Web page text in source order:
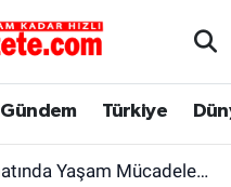
Gündem Türkiye
Yaşam Mücadelesi Veriyor